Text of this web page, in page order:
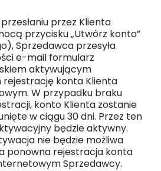
przez Klienta
przycisku „Utwórz konto”
Sprzedawca przesyła
e-mail formularz
aktywującym
konta Klienta
W przypadku braku
konto Klienta zostanie
w ciągu 30 dni. Przez ten
będzie aktywny.
nie będzie możliwa
ponowna rejestracja konta
Sprzedawcy.